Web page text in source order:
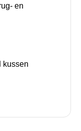
en
kussen